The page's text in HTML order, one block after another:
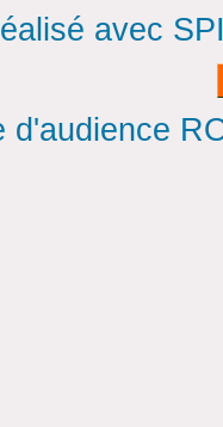
avec
d'audience